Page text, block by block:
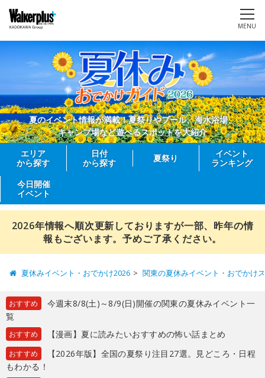
MENU
夏のイベント情報が満載！夏祭りやプール、海水浴場、
キャンプ場など遊べるスポットを大紹介
エリア
から探す
日付
から探す
夏祭り
イベント
ランキング
今日開催
イベント
2026年情報へ順次更新しておりますが一部、昨年の情
報もございます。予めご了承ください。
夏休みイベント・おでかけ2026 関東の夏休みイベント・おでかけ
おすすめ
今週末8/8(土)～8/9(日)開催の関東の夏休みイベント一
覧
おすすめ 【漫画】夏に読みたいおすすめの怖い話まとめ
おすすめ
【2026年版】全国の夏祭り注目27選。見どころ・日程
もわかる！